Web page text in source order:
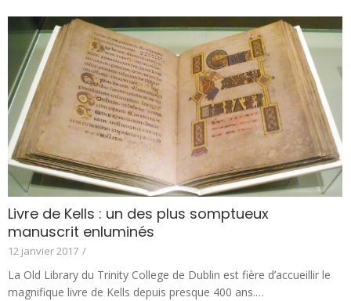
Livre de Kells : un des plus somptueux
manuscrit enluminés
12 janvier 2017 /
La Old Library du Trinity College de Dublin est fière d’accueillir le
magnifique livre de Kells depuis presque 400 ans.…